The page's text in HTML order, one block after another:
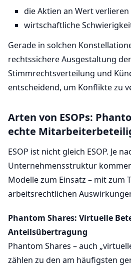
die Aktien an Wert
wirtschaftliche
Gerade in solchen
rechtssichere Ausgestaltung
Stimmrechtsverteilung und
entscheidend, um Konflikte zu
Arten von ESOPs:
echte
ESOP ist nicht gleich ESOP. Je
Unternehmensstruktur
Modelle zum Einsatz – mit zum
arbeitsrechtlichen
Phantom Shares: Virtuelle
Anteilsübertragung
Phantom Shares – auch
zählen zu den am häufigsten